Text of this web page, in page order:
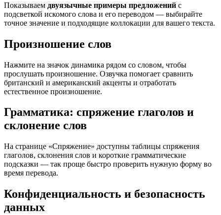
Показываем двуязычные примеры предложений с
подсветкой искомого слова и его переводом — выбирайте
точное значение и подходящие коллокации для вашего текста.
Произношение слов
Нажмите на значок динамика рядом со словом, чтобы
прослушать произношение. Озвучка помогает сравнить
британский и американский акценты и отработать
естественное произношение.
Грамматика: спряжение глаголов и
склонение слов
На странице «Спряжение» доступны таблицы спряжения
глаголов, склонения слов и короткие грамматические
подсказки — так проще быстро проверить нужную форму во
время перевода.
Конфиденциальность и безопасность
данных